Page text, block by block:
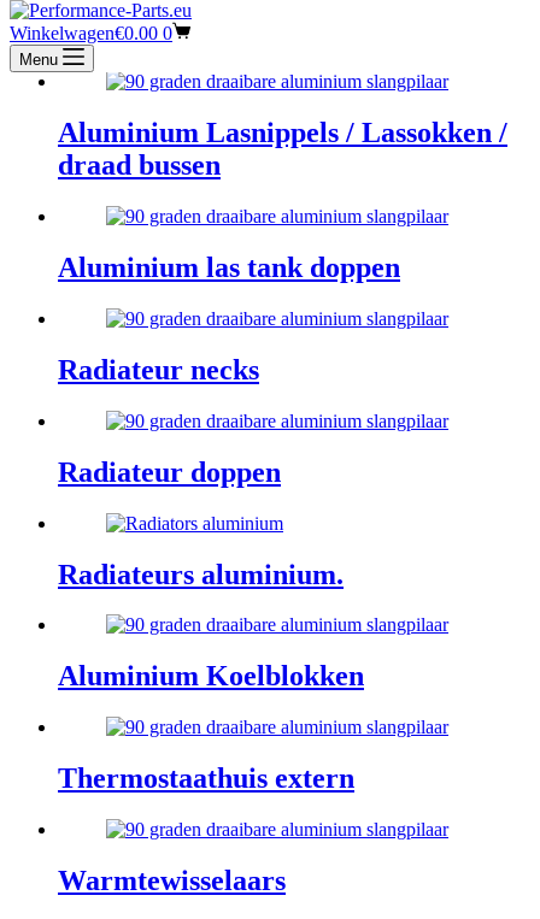
Winkelwagen€0.00 0
Menu
Aluminium bochten 180 graden
Aluminium Lasnippels / Lassokken /
draad bussen
Aluminium las tank doppen
Radiateur necks
Radiateur doppen
Radiateurs aluminium.
Aluminium Koelblokken
Thermostaathuis extern
Warmtewisselaars